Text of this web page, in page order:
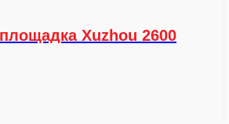
Xuzhou 2600